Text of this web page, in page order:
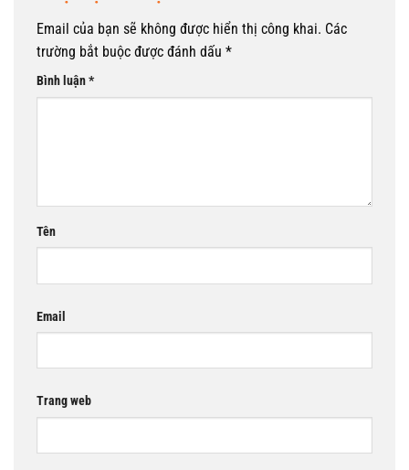
Email của bạn sẽ không được hiển thị công khai. Các
trường bắt buộc được đánh dấu *
Bình luận*
Tên
Email
Trang web